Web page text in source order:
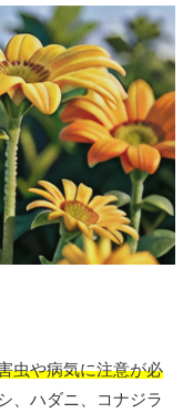
虫や病気に注意が必
、ハダニ、コナジラ